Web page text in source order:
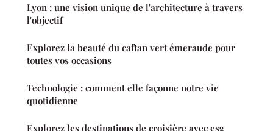
Lyon : une vision unique de l'architecture à travers
l'objectif
Explorez la beauté du caftan vert émeraude pour
toutes vos occasions
Technologie : comment elle façonne notre vie
quotidienne
Explorez les destinations de croisière avec esg